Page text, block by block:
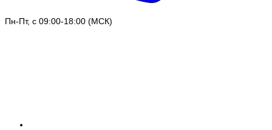
Пн-Пт, с 09:00-18:00 (МСК)